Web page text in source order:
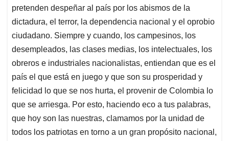
pretenden despeñar al país por los abismos de la
dictadura, el terror, la dependencia nacional y el oprobio
ciudadano. Siempre y cuando, los campesinos, los
desempleados, las clases medias, los intelectuales, los
obreros e industriales nacionalistas, entiendan que es el
país el que está en juego y que son su prosperidad y
felicidad lo que se nos hurta, el provenir de Colombia lo
que se arriesga. Por esto, haciendo eco a tus palabras,
que hoy son las nuestras, clamamos por la unidad de
todos los patriotas en torno a un gran propósito nacional,